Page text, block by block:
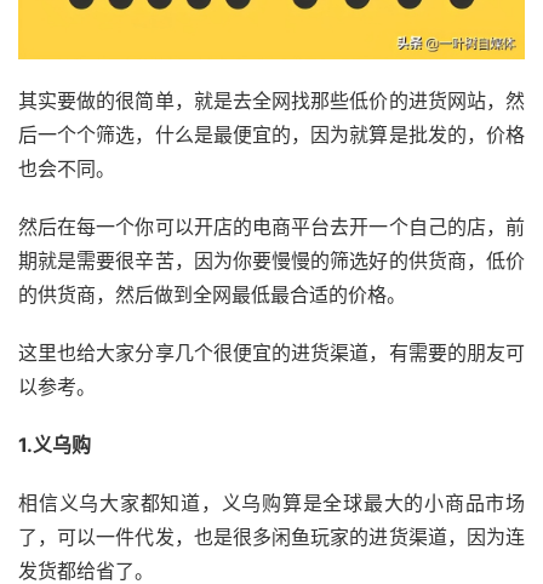
其实要做的很简单，就是去全网找那些低价的进货网站，然
后一个个筛选，什么是最便宜的，因为就算是批发的，价格
也会不同。
然后在每一个你可以开店的电商平台去开一个自己的店，前
期就是需要很辛苦，因为你要慢慢的筛选好的供货商，低价
的供货商，然后做到全网最低最合适的价格。
这里也给大家分享几个很便宜的进货渠道，有需要的朋友可
以参考。
1.义乌购
相信义乌大家都知道，义乌购算是全球最大的小商品市场
了，可以一件代发，也是很多闲鱼玩家的进货渠道，因为连
发货都给省了。